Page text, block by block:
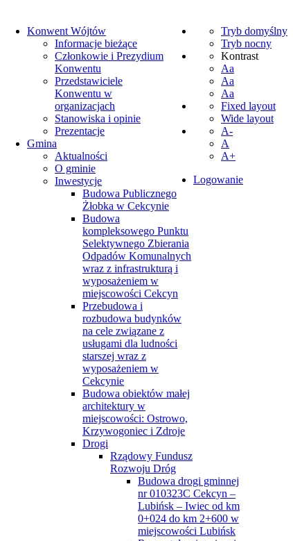
Tryb domyślny
Tryb nocny
Kontrast
Aa
Aa
Aa
Fixed layout
Wide layout
A-
A
A+
Logowanie
Konwent Wójtów
Informacje bieżące
Członkowie i Prezydium
Konwentu
Przedstawiciele
Konwentu w
organizacjach
Stanowiska i opinie
Prezentacje
Gmina
Aktualności
O gminie
Inwestycje
Budowa Publicznego
Żłobka w Cekcynie
Budowa
kompleksowego Punktu
Selektywnego Zbierania
Odpadów Komunalnych
wraz z infrastrukturą i
wyposażeniem w
miejscowości Cekcyn
Przebudowa i
rozbudowa budynków
na cele związane z
usługami dla ludności
starszej wraz z
wyposażeniem w
Cekcynie
Budowa obiektów małej
architektury w
miejscowości: Ostrowo,
Krzywogoniec i Zdroje
Drogi
Rządowy Fundusz
Rozwoju Dróg
Budowa drogi gminnej
nr 010323C Cekcyn –
Lubińsk – Iwiec od km
0+024 do km 2+600 w
miejscowości Lubińsk